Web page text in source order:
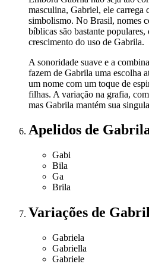
masculina, Gabriel, ele carrega
simbolismo. No Brasil, nomes
bíblicas são bastante
crescimento do uso de Gabrila.
A sonoridade suave e a
fazem de Gabrila uma escolha
um nome com um toque de
filhas. A variação na grafia,
mas Gabrila mantém sua
Apelidos de
Gabi
Bila
Ga
Brila
Variações de
Gabriela
Gabriella
Gabriele